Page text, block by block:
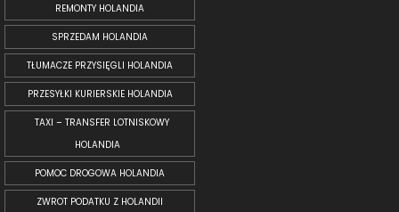
REMONTY HOLANDIA
SPRZEDAM HOLANDIA
TŁUMACZE PRZYSIĘGLI HOLANDIA
PRZESYŁKI KURIERSKIE HOLANDIA
TAXI – TRANSFER LOTNISKOWY
HOLANDIA
POMOC DROGOWA HOLANDIA
ZWROT PODATKU Z HOLANDII